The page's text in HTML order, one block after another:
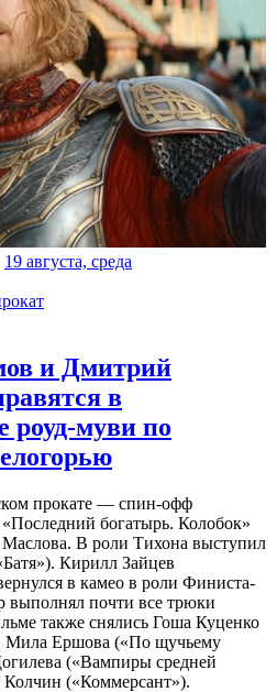
19 августа, среда
и Дмитрий
в
роуд-муви по
прокате — спин-офф
богатырь. Колобок»
В роли Тихона выступил
Кирилл Зайцев
в камео в роли Финиста-
выполнял почти все трюки
также снялись Гоша Куценко
Мила Ершова («По щучьему
(«Вампиры средней
(«Коммерсант»).